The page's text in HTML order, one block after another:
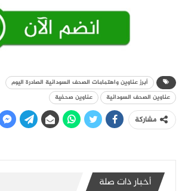
أبرز عناوين واهتمامات الصحف السودانية الصادرة اليوم
عناوين الصحف السودانية
عناوين صحفية
مشاركة
أخبار ذات صلة